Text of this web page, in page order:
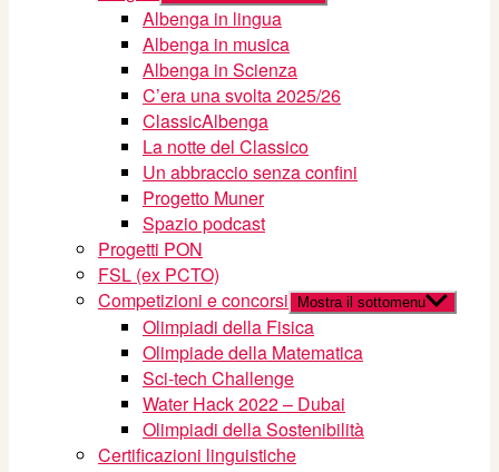
Albenga in lingua
Albenga in musica
Albenga in Scienza
C’era una svolta 2025/26
ClassicAlbenga
La notte del Classico
Un abbraccio senza confini
Progetto Muner
Spazio podcast
Progetti PON
FSL (ex PCTO)
Competizioni e concorsi
Mostra il sottomenu
Olimpiadi della Fisica
Olimpiade della Matematica
Sci-tech Challenge
Water Hack 2022 – Dubai
Olimpiadi della Sostenibilità
Certificazioni linguistiche